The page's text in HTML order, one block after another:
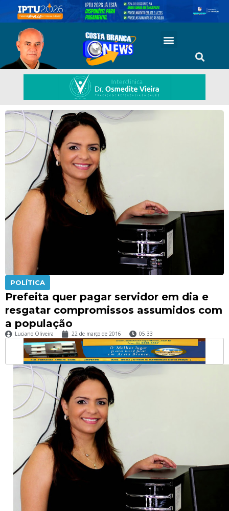
POLÍTICA
Prefeita quer pagar servidor em dia e
resgatar compromissos assumidos com
a população
Luciano Oliveira 22 de março de 2016 05:33